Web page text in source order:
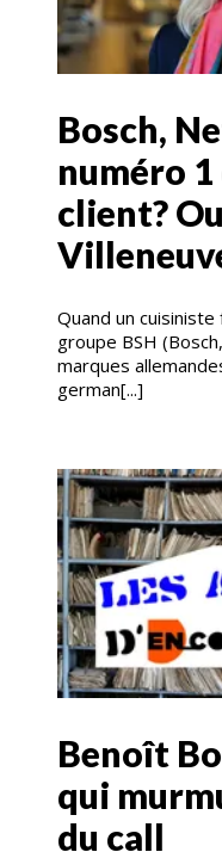
Bosch,
numéro 1
client?
Quand un cuisiniste
groupe BSH
marques
german[...]
Benoît
qui
du call